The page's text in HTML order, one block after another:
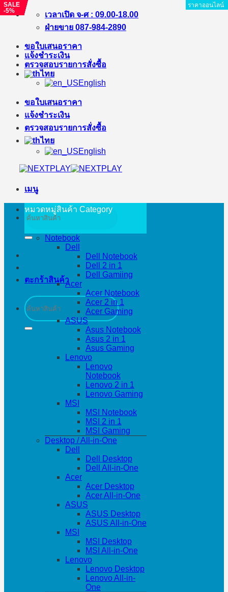
ข้าม
เนื้อหา
เวลาเปิด จ-ศ : 09.00-18.00
ฝ่ายขาย 087-984-2890
ขอใบเสนอราคา
แจ้งชำระเงิน
ตรวจสอบรายการสั่งซื้อ
ไทย
English
ขอใบเสนอราคา
แจ้งชำระเงิน
ตรวจสอบรายการสั่งซื้อ
ไทย
English
เมนู
ค้นหา:
ตะกร้าสินค้า
ค้นหา:
หมวดหมู่สินค้า Category
Notebook
Dell
Dell Notebook
Dell 2 in 1
Dell Gamiing
Acer
Acer Notebook
Acer 2 in 1
Acer Gaming
ASUS
Asus Notebook
Asus 2 in 1
Asus Gaming
Lenovo
Lenovo
Notebook
Lenovo 2 in 1
Lenovo Gaming
MSI
MSI Notebook
MSI 2 in 1
MSI Gaming
Desktop / All-in-One
Dell
Dell Desktop
Dell All-in-One
Acer
Acer Desktop
Acer All-in-One
ASUS
ASUS Desktop
ASUS All-in-One
MSI
MSI Desktop
MSI All-in-One
Lenovo
Lenovo Desktop
Lenovo All-in-
One
ราคาออนไลน์
SALE
-6%
ราคาออนไลน์
SALE
-3%
ราคาออนไลน์
SALE
-5%
ราคาออนไลน์
ราคาออนไลน์
ราคาออนไลน์
SALE
-0%
ราคาออนไลน์
ราคาออนไลน์
SALE
-1%
ราคาออนไลน์
ราคาออนไลน์
ราคาออนไลน์
SALE
-12%
ราคาออนไลน์
ราคาออนไลน์
ราคาออนไลน์
ราคาออนไลน์
SALE
-5%
ราคาออนไลน์
ราคาออนไลน์
SALE
-9%
ราคาออนไลน์
SALE
-10%
ราคาออนไลน์
ราคาออนไลน์
ราคาออนไลน์
SALE
-3%
ราคาออนไลน์
SALE
-4%
ราคาออนไลน์
ราคาออนไลน์
SALE
-%
ราคาออนไลน์
SALE
-5%
ราคาออนไลน์